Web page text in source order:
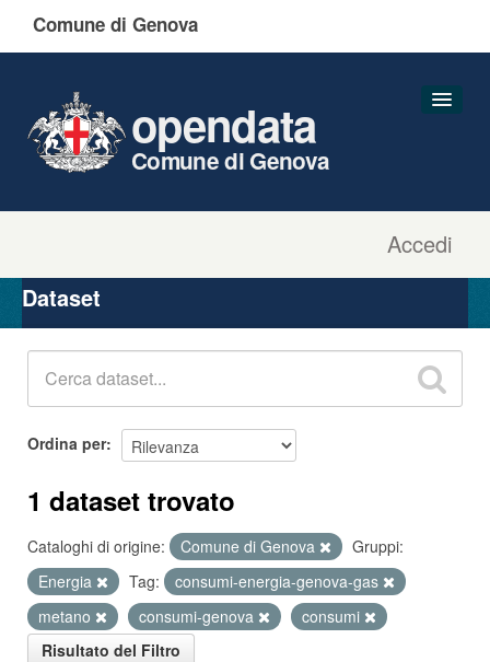
Comune di Genova
Accedi
opendata
Comune di Genova
Organizzazioni
Gruppi
Dataset
Ordina per
1 dataset trovato
Cataloghi di origine: Comune di Genova
Gruppi:
Energia
Tag:
consumi-energia-genova-gas
metano
consumi-genova
consumi
Risultato del Filtro